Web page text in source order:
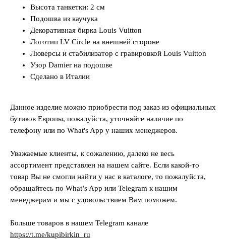
Высота танкетки: 2 см
Подошва из каучука
Декоративная бирка Louis Vuitton
Логотип LV Circle на внешней стороне
Люверсы и стабилизатор с гравировкой Louis Vuitton
Узор Damier на подошве
Сделано в Италии
Данное изделие можно приобрести под заказ из официальных
бутиков Европы, пожалуйста, уточняйте наличие по
телефону или по What's App у наших менеджеров.
Уважаемые клиенты, к сожалению, далеко не весь
ассортимент представлен на нашем сайте. Если какой-то
товар Вы не смогли найти у нас в каталоге, то пожалуйста,
обращайтесь по What’s App или Telegram к нашим
менеджерам и мы с удовольствием Вам поможем.
Больше товаров в нашем Telegram канале
https://t.me/kupibirkin_ru